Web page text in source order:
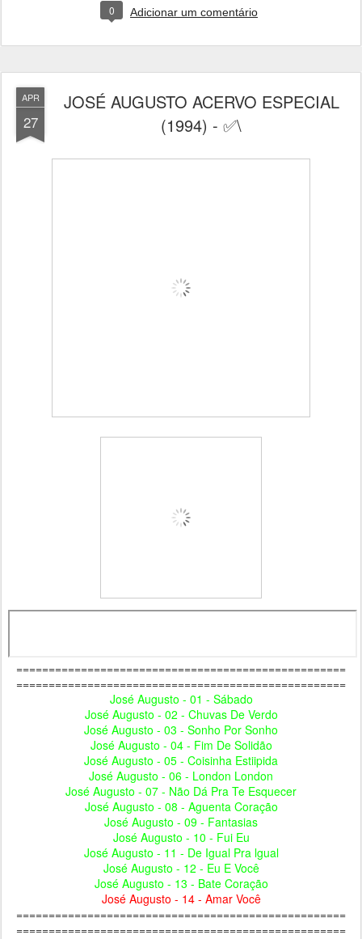
0 Adicionar um comentário
APR
27
JOSÉ AUGUSTO ACERVO ESPECIAL
(1994) - ✅\
===================================================
===================================================
José Augusto - 01 - Sábado
José Augusto - 02 - Chuvas De Verdo
José Augusto - 03 - Sonho Por Sonho
José Augusto - 04 - Fim De Solidão
José Augusto - 05 - Coisinha Estiipida
José Augusto - 06 - London London
José Augusto - 07 - Não Dá Pra Te Esquecer
José Augusto - 08 - Aguenta Coração
José Augusto - 09 - Fantasias
José Augusto - 10 - Fui Eu
José Augusto - 11 - De Igual Pra lgual
José Augusto - 12 - Eu E Você
José Augusto - 13 - Bate Coração
José Augusto - 14 - Amar Você
===================================================
===================================================